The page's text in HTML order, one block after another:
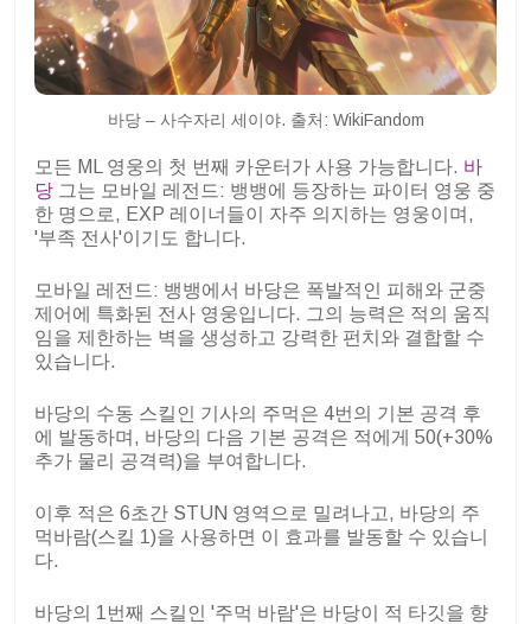
바당 – 사수자리 세이야. 출처: WikiFandom
모든 ML 영웅의 첫 번째 카운터가 사용 가능합니다. 바
당 그는 모바일 레전드: 뱅뱅에 등장하는 파이터 영웅 중
한 명으로, EXP 레이너들이 자주 의지하는 영웅이며,
'부족 전사'이기도 합니다.
모바일 레전드: 뱅뱅에서 바당은 폭발적인 피해와 군중
제어에 특화된 전사 영웅입니다. 그의 능력은 적의 움직
임을 제한하는 벽을 생성하고 강력한 펀치와 결합할 수
있습니다.
바당의 수동 스킬인 기사의 주먹은 4번의 기본 공격 후
에 발동하며, 바당의 다음 기본 공격은 적에게 50(+30%
추가 물리 공격력)을 부여합니다.
이후 적은 6초간 STUN 영역으로 밀려나고, 바당의 주
먹바람(스킬 1)을 사용하면 이 효과를 발동할 수 있습니
다.
바당의 1번째 스킬인 '주먹 바람'은 바당이 적 타깃을 향